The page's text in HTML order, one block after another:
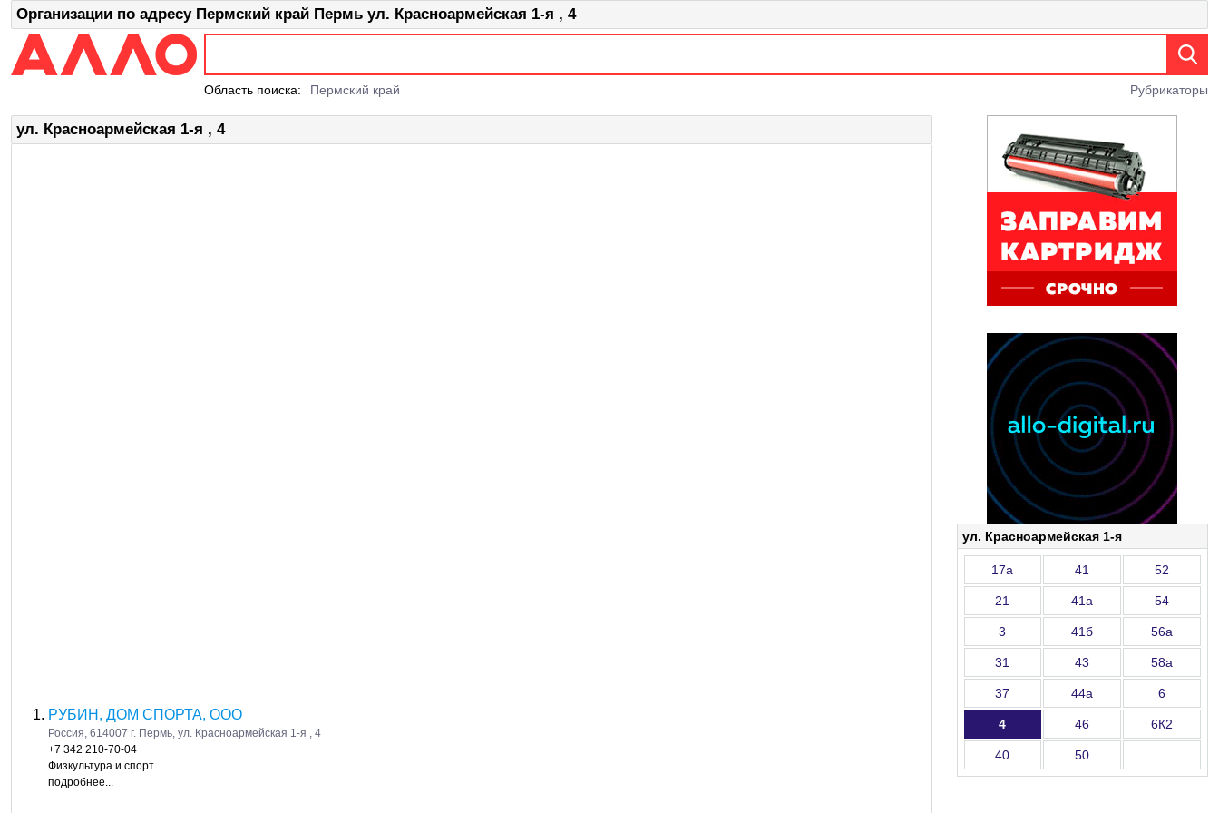
Организации по адресу Пермский край Пермь ул. Красноармейская 1-я , 4
Рубрикаторы
Область поиска: Пермский край
ул. Красноармейская 1-я , 4
РУБИН, ДОМ СПОРТА, ООО
Россия, 614007 г. Пермь, ул. Красноармейская 1-я , 4
+7 342 210-70-04
Физкультура и спорт
подробнее...
ул. Красноармейская 1-я
17а 41 52
21 41а 54
3 41б 56а
31 43 58а
37 44а 6
4 46 6К2
40 50